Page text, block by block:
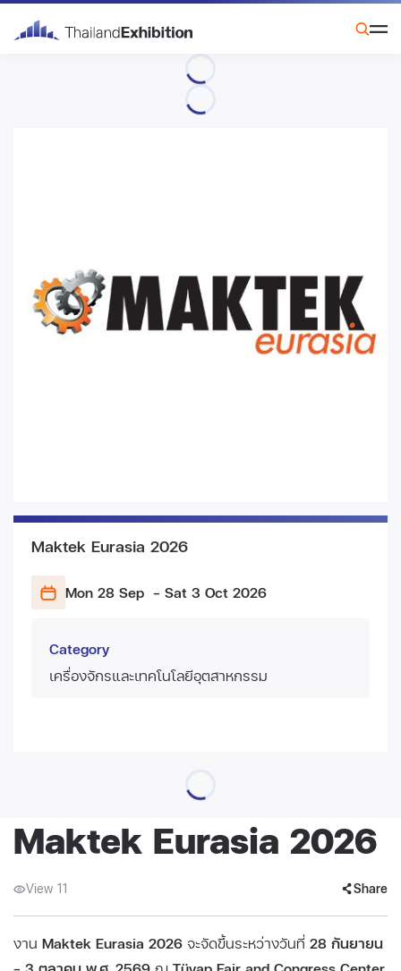
Maktek Eurasia 2026
Mon 28 Sep - Sat 3 Oct 2026
Category
เครื่องจักรและเทคโนโลยีอุตสาหกรรม
Maktek Eurasia 2026
View 11 Share
งาน Maktek Eurasia 2026 จะจัดขึ้นระหว่างวันที่ 28 กันยายน